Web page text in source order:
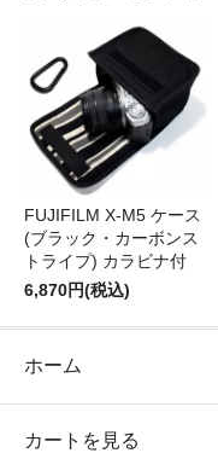
FUJIFILM X-M5 ケース
(ブラック・カーボンス
トライプ) カラビナ付
6,870円(税込)
ホーム
カートを見る